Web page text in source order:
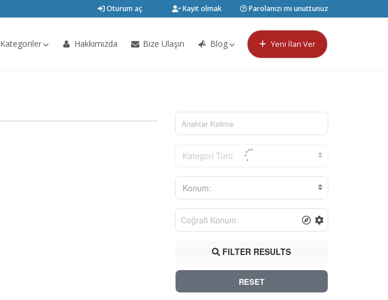
Oturum aç Kayıt olmak Parolanızı mı unuttunuz
Kategoriler Hakkımızda Bize Ulaşın Blog Yeni İlan Ver
Kategori Türü:
Konum:
FILTER RESULTS
RESET